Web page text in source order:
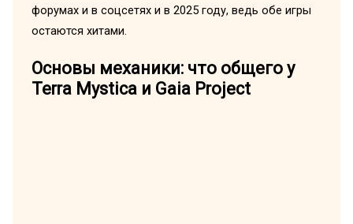
форумах и в соцсетях и в 2025 году, ведь обе игры
остаются хитами.
Основы механики: что общего у
Terra Mystica и Gaia Project